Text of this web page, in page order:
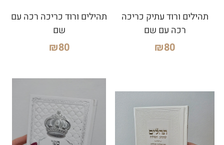
תהילים ורוד עתיק כריכה
רכה עם שם
₪80
תהילים ורוד כריכה רכה עם
שם
₪80